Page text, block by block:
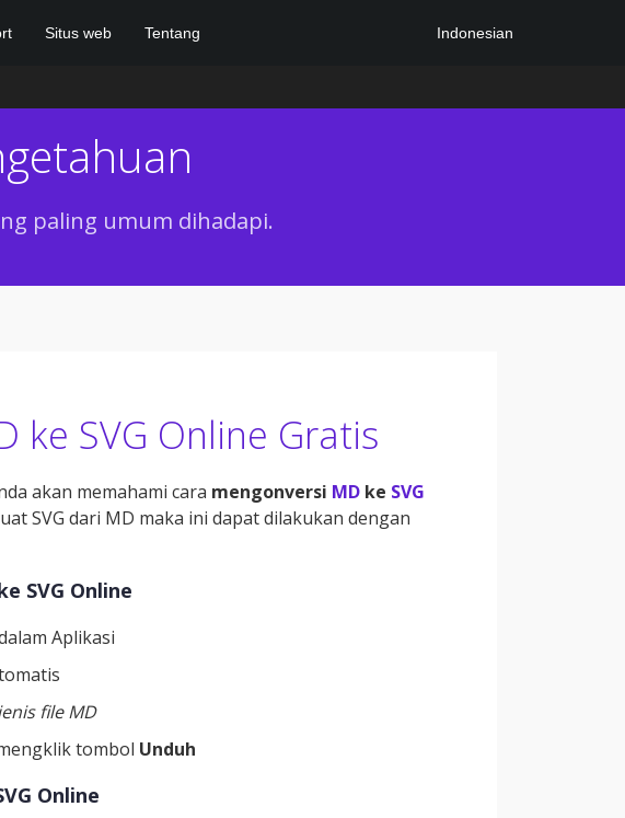
Situs web Tentang Indonesian
paling umum dihadapi.
ke SVG Online Gratis
akan memahami cara mengonversi MD ke SVG
SVG dari MD maka ini dapat dilakukan dengan
SVG Online
Aplikasi
file MD
tombol Unduh
Online